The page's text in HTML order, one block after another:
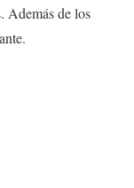
Además de los